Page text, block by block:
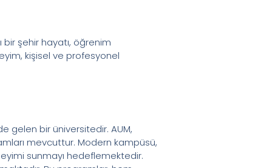
şehir hayatı, öğrenim
kişisel ve profesyonel
gelen bir üniversitedir. AUM,
mevcuttur. Modern kampüsü,
sunmayı hedeflemektedir.